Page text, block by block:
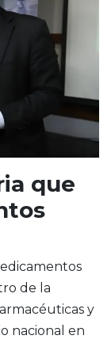
que
de la
y
nacional en